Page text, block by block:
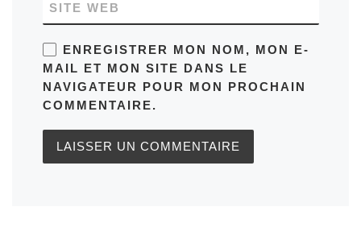
SITE WEB
ENREGISTRER MON NOM, MON E-
MAIL ET MON SITE DANS LE
NAVIGATEUR POUR MON PROCHAIN
COMMENTAIRE.